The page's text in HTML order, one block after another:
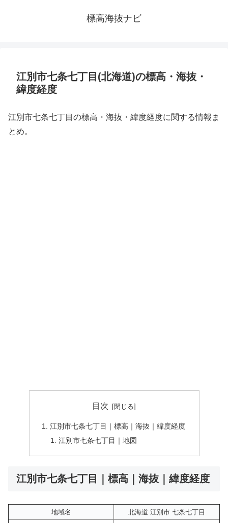
標高海抜ナビ
江別市七条七丁目(北海道)の標高・海抜・
緯度経度
江別市七条七丁目の標高・海抜・緯度経度に関する情報ま
とめ。
目次
江別市七条七丁目｜標高｜海抜｜緯度経度
江別市七条七丁目｜地図
江別市七条七丁目｜標高｜海抜｜緯度経度
地域名
北海道 江別市 七条七丁目